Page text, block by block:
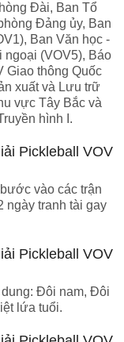
Đài, Ban Tổ
Đảng ủy, Ban
Ban Văn học -
ngoại (VOV5), Báo
Giao thông Quốc
xuất và Lưu trữ
vực Tây Bắc và
hình I.
vào các trận
ngày tranh tài gay
Đôi nam, Đôi
lứa tuổi.